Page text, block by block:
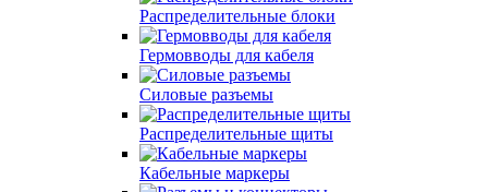
Распределительные блоки
Гермовводы для кабеля
Силовые разъемы
Распределительные щиты
Кабельные маркеры